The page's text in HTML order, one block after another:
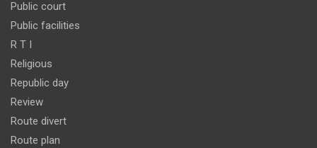
Public court
Public facilities
R T I
Religious
Republic day
Review
Route divert
Route plan